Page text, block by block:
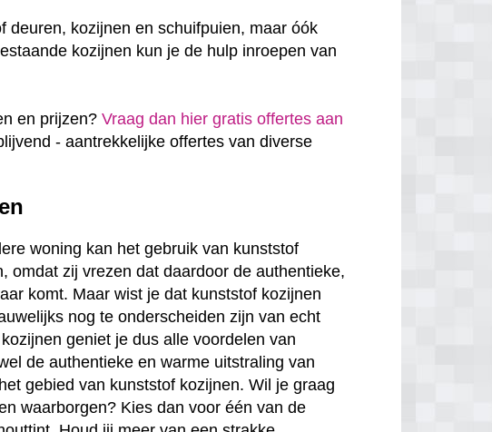
deuren, kozijnen en schuifpuien, maar óók
kozijnen kun je de hulp inroepen van
en prijzen?Vraag dan hier gratis offertes aan
- aantrekkelijke offertes van diverse
woning kan het gebruik van kunststof
omdat zij vrezen dat daardoor de authentieke,
komt. Maar wist je dat kunststof kozijnen
nog te onderscheiden zijn van echt
geniet je dus alle voordelen van
de authentieke en warme uitstraling van
gebied van kunststof kozijnen. Wil je graag
waarborgen? Kies dan voor één van de